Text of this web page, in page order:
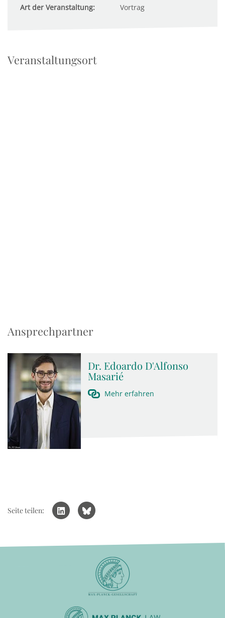
Art der Veranstaltung: Vortrag
Veranstaltungsort
Ansprechpartner
Dr. Edoardo D'Alfonso
Masarié
Mehr erfahren
Seite teilen: